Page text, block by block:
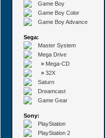
Game Boy
Game Boy Color
Game Boy Advance
Sega:
Master System
Mega Drive
» Mega-CD
» 32X
Saturn
Dreamcast
Game Gear
Sony:
PlayStation
PlayStation 2